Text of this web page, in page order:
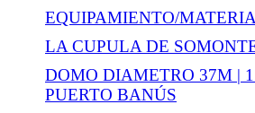
EQUIPAMIENTO/
LA CUPULA DE
DOMO DIAMETRO 37M |
PUERTO BANÚS